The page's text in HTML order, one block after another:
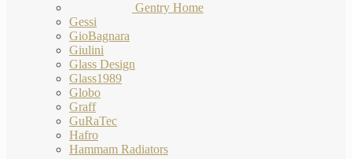
Gentry Home
Gessi
GioBagnara
Giulini
Glass Design
Glass1989
Globo
Graff
GuRaTec
Hafro
Hammam Radiators